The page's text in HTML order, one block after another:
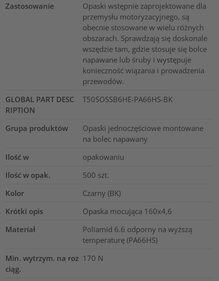
Zastosowanie
Opaski wstępnie zaprojektowane dla
przemysłu motoryzacyjnego, są
obecnie stosowane w wielu różnych
obszarach. Sprawdzają się doskonale
wszędzie tam, gdzie stosuje się bolce
napawane lub śruby i występuje
konieczność wiązania i prowadzenia
przewodów.
GLOBAL PART DESC
RIPTION
T50SOSSB6HE-PA66HS-BK
Grupa produktów
Opaski jednoczęściowe montowane
na bolec napawany
Ilość w
opakowaniu
Ilość w opak.
500 szt.
Kolor
Czarny (BK)
Krótki opis
Opaska mocująca 160x4,6
Materiał
Poliamid 6.6 odporny na wyższą
temperaturę (PA66HS)
Min. wytrzym. na roz
ciąg.
170 N